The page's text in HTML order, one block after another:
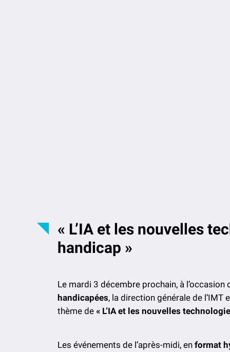
« L’IA et les nouvelles
handicap »
Le mardi 3 décembre prochain, à l’occasion
handicapées, la direction générale de l’IMT
thème de « L’IA et les nouvelles
Les événements de l’après-midi, en format